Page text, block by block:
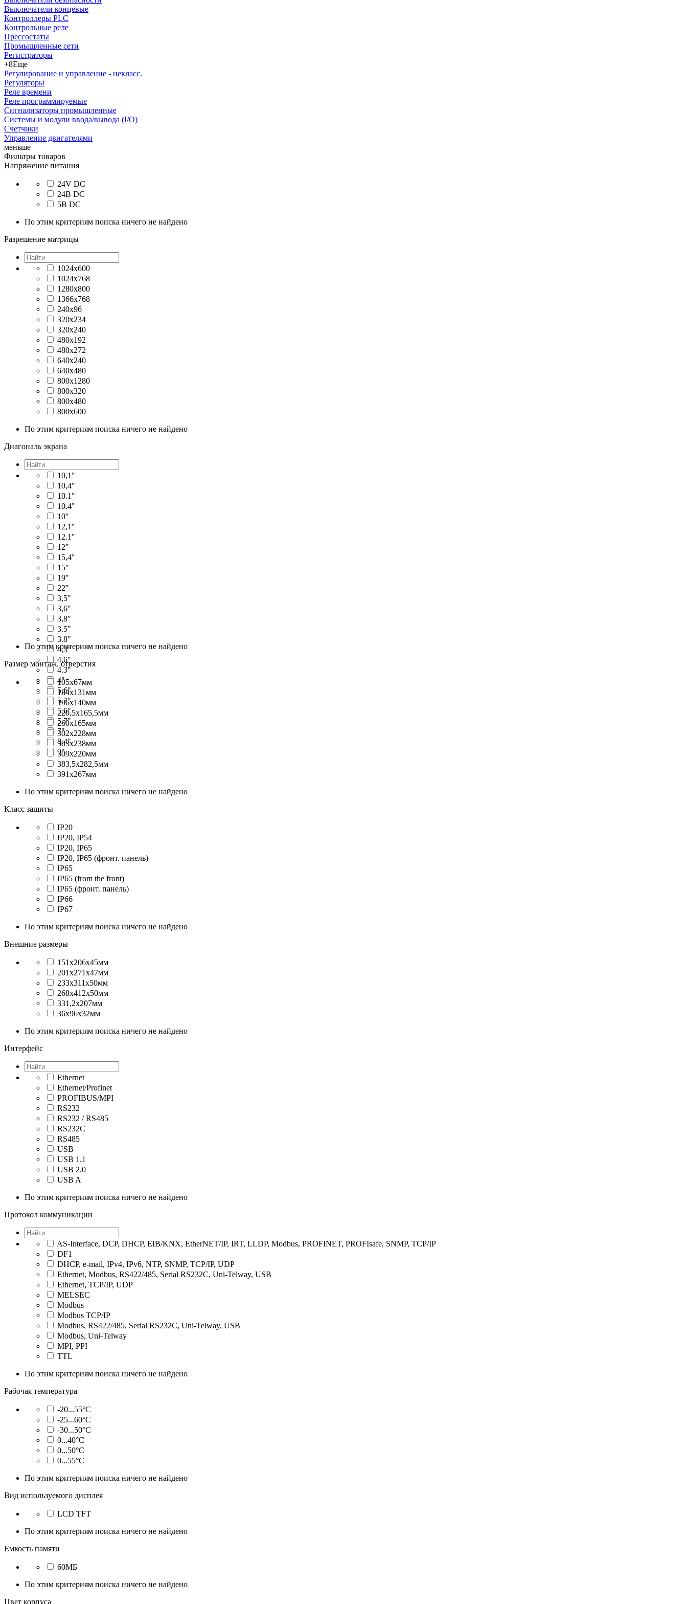
Выключатели концевые
Контроллеры PLC
Контрольные реле
Прессостаты
Промышленные сети
Регистраторы
+8Еще
Регулирование и управление - некласс.
Регуляторы
Реле времени
Реле программируемые
Сигнализаторы промышленные
Системы и модули ввода/вывода (I/O)
Счетчики
Управление двигателями
меньше
Фильтры товаров
Напряжение питания
24V DC
24В DC
5В DC
По этим критериям поиска ничего не найдено
Разрешение матрицы
1024x600
1024x768
1280x800
1366x768
240x96
320x234
320x240
480x192
480x272
640x240
640x480
800x1280
800x320
800x480
800x600
По этим критериям поиска ничего не найдено
Диагональ экрана
10,1"
10,4"
10.1"
10.4"
10"
12,1"
12.1"
12"
15,4"
15"
19"
22"
3,5"
3,6"
3,8"
3.5"
3.8"
4,3"
4,6"
4.3"
4"
5,6"
5,7"
5.6"
5.7"
7"
8.4"
9"
По этим критериям поиска ничего не найдено
Размер монтаж. отверстия
105x67мм
184x131мм
196x140мм
220,5x165,5мм
260x165мм
302x228мм
303x238мм
309x220мм
383,5x282,5мм
391x267мм
По этим критериям поиска ничего не найдено
Класс защиты
IP20
IP20, IP54
IP20, IP65
IP20, IP65 (фронт. панель)
IP65
IP65 (from the front)
IP65 (фронт. панель)
IP66
IP67
По этим критериям поиска ничего не найдено
Внешние размеры
151x206x45мм
201x271x47мм
233x311x50мм
268x412x50мм
331,2x207мм
36x96x32мм
По этим критериям поиска ничего не найдено
Интерфейс
Ethernet
Ethernet/Profinet
PROFIBUS/MPI
RS232
RS232 / RS485
RS232C
RS485
USB
USB 1.1
USB 2.0
USB A
По этим критериям поиска ничего не найдено
Протокол коммуникации
AS-Interface, DCP, DHCP, EIB/KNX, EtherNET/IP, IRT, LLDP, Modbus, PROFINET, PROFIsafe, SNMP, TCP/IP
DF1
DHCP, e-mail, IPv4, IPv6, NTP, SNMP, TCP/IP, UDP
Ethernet, Modbus, RS422/485, Serial RS232C, Uni-Telway, USB
Ethernet, TCP/IP, UDP
MELSEC
Modbus
Modbus TCP/IP
Modbus, RS422/485, Serial RS232C, Uni-Telway, USB
Modbus, Uni-Telway
MPI, PPI
TTL
По этим критериям поиска ничего не найдено
Рабочая температура
-20...55°C
-25...60°C
-30...50°C
0...40°C
0...50°C
0...55°C
По этим критериям поиска ничего не найдено
Вид используемого дисплея
LCD TFT
По этим критериям поиска ничего не найдено
Емкость памяти
60MБ
По этим критериям поиска ничего не найдено
Цвет корпуса